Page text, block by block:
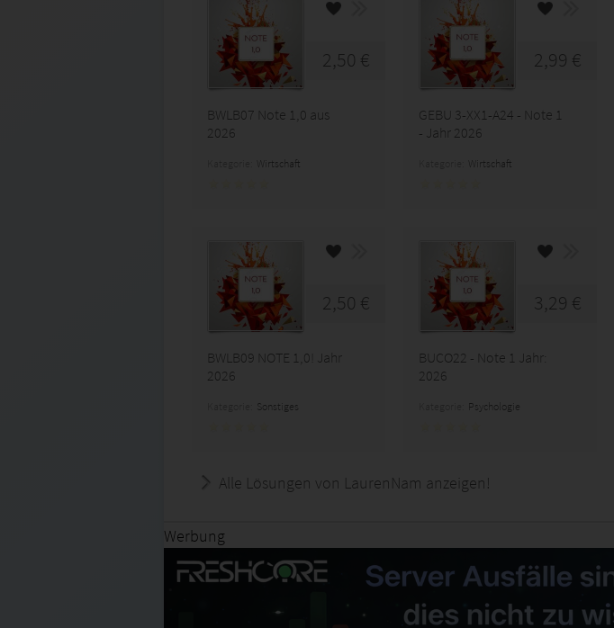
2,50 €
BWLB07 Note 1,0 aus
2026
Wirtschaft
2,99 €
GEBU 3-XX1-A24 - Note 1
- Jahr 2026
Wirtschaft
2,50 €
BWLB09 NOTE 1,0! Jahr
2026
Sonstiges
3,29 €
BUCO22 - Note 1 Jahr:
2026
Psychologie
Alle Lösungen von LaurenNam anzeigen!
Werbung